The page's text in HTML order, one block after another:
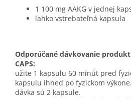
1 100 mg AAKG v jednej
ľahko vstrebateľná kapsula
Odporúčané dávkovanie produktu
CAPS:
užite 1 kapsulu 60 minút pred
kapsulu ihneď po fyzickom
dávka sú 2 kapsule.